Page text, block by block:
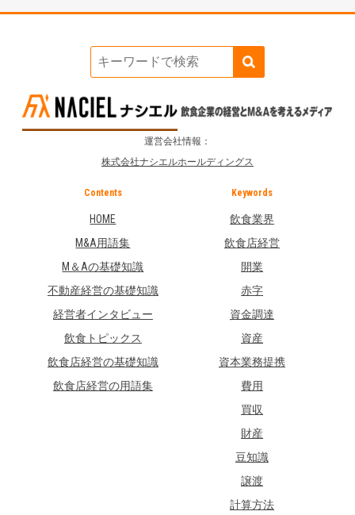
運営会社情報：
株式会社ナシエルホールディングス
Contents
HOME
M&A用語集
M＆Aの基礎知識
不動産経営の基礎知識
経営者インタビュー
飲食トピックス
飲食店経営の基礎知識
飲食店経営の用語集
Keywords
飲食業界
飲食店経営
開業
赤字
資金調達
資産
資本業務提携
費用
買収
財産
豆知識
譲渡
計算方法